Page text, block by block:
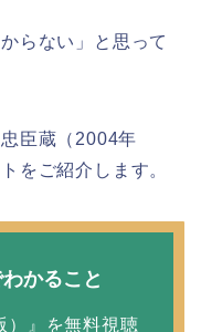
らない」と思って
臣蔵（2004年
をご紹介します。
かること
）』を無料視聴